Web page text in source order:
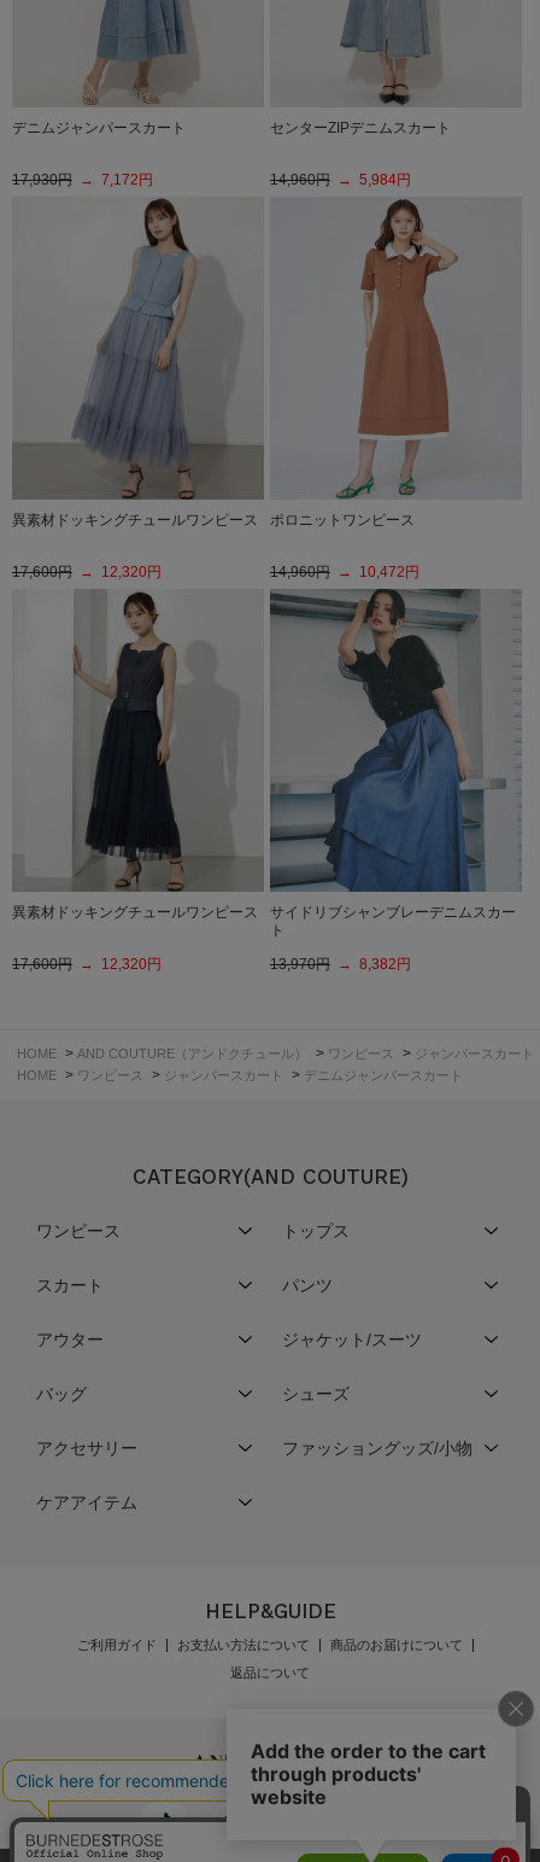
デニムジャンパースカート
17,930円 → 7,172円
センターZIPデニムスカート
14,960円 → 5,984円
異素材ドッキングチュールワンピース
17,600円 → 12,320円
ポロニットワンピース
14,960円 → 10,472円
異素材ドッキングチュールワンピース
17,600円 → 12,320円
サイドリブシャンブレーデニムスカー
ト
13,970円 → 8,382円
HOME > AND COUTURE（アンドクチュール） > ワンピース > ジャンパースカート
HOME > ワンピース > ジャンパースカート > デニムジャンパースカート
CATEGORY(AND COUTURE)
ワンピース トップス
スカート パンツ
アウター ジャケット/スーツ
バッグ シューズ
アクセサリー ファッショングッズ/小物
ケアアイテム
HELP&GUIDE
ご利用ガイド お支払い方法について
商品のお届けについて
返品について